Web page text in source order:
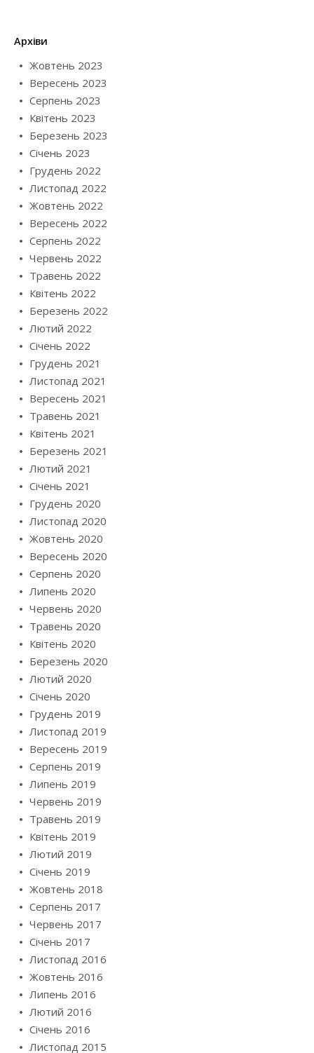
Архіви
Жовтень 2023
Вересень 2023
Серпень 2023
Квітень 2023
Березень 2023
Січень 2023
Грудень 2022
Листопад 2022
Жовтень 2022
Вересень 2022
Серпень 2022
Червень 2022
Травень 2022
Квітень 2022
Березень 2022
Лютий 2022
Січень 2022
Грудень 2021
Листопад 2021
Вересень 2021
Травень 2021
Квітень 2021
Березень 2021
Лютий 2021
Січень 2021
Грудень 2020
Листопад 2020
Жовтень 2020
Вересень 2020
Серпень 2020
Липень 2020
Червень 2020
Травень 2020
Квітень 2020
Березень 2020
Лютий 2020
Січень 2020
Грудень 2019
Листопад 2019
Вересень 2019
Серпень 2019
Липень 2019
Червень 2019
Травень 2019
Квітень 2019
Лютий 2019
Січень 2019
Жовтень 2018
Серпень 2017
Червень 2017
Січень 2017
Листопад 2016
Жовтень 2016
Липень 2016
Лютий 2016
Січень 2016
Листопад 2015